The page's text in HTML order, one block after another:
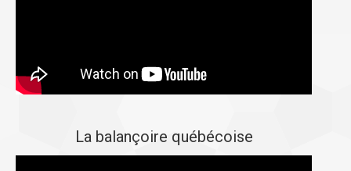
La balançoire québécoise